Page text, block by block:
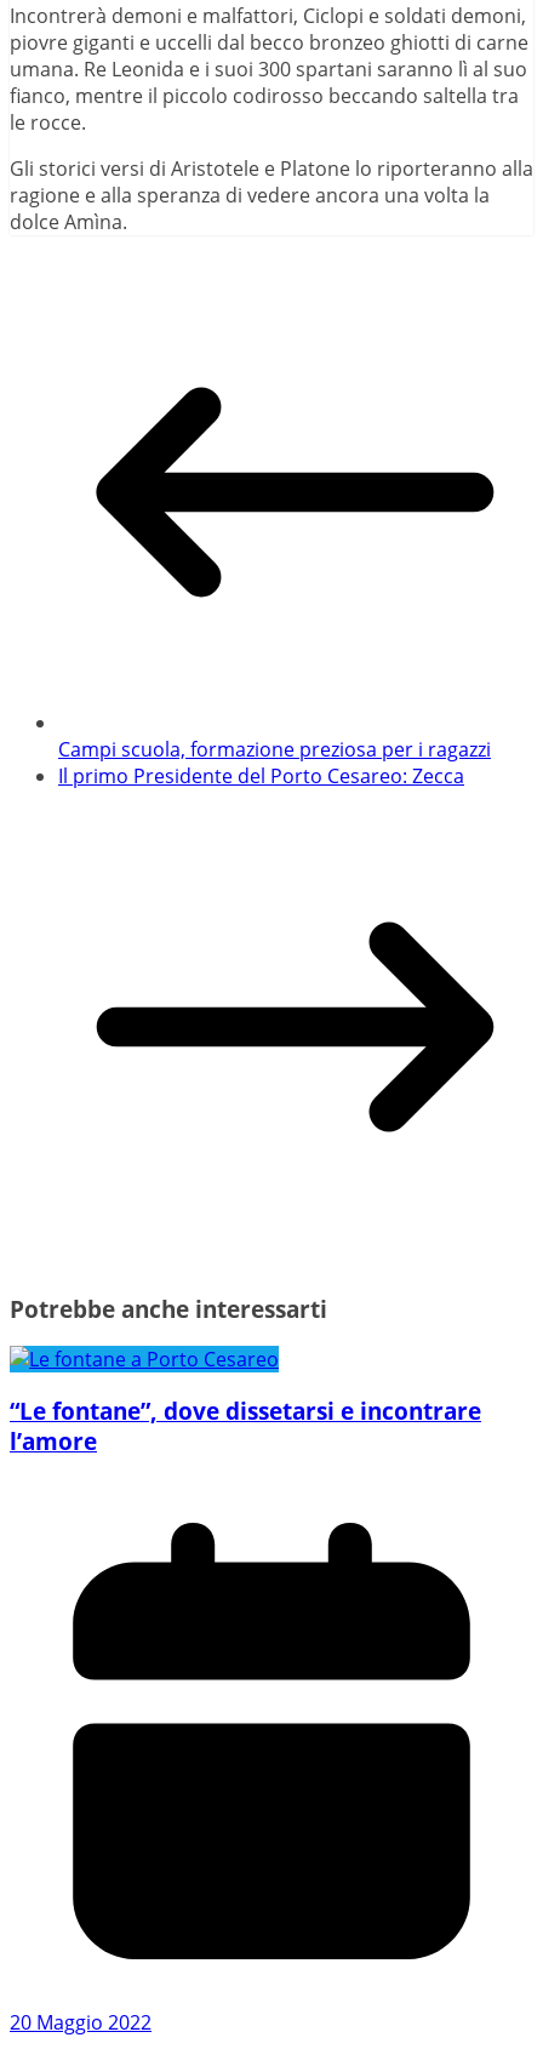
Incontrerà demoni e malfattori, Ciclopi e soldati demoni,
piovre giganti e uccelli dal becco bronzeo ghiotti di carne
umana. Re Leonida e i suoi 300 spartani saranno lì al suo
fianco, mentre il piccolo codirosso beccando saltella tra
le rocce.
Gli storici versi di Aristotele e Platone lo riporteranno alla
ragione e alla speranza di vedere ancora una volta la
dolce Amìna.
Campi scuola, formazione preziosa per i ragazzi
Il primo Presidente del Porto Cesareo: Zecca
Potrebbe anche interessarti
“Le fontane”, dove dissetarsi e incontrare
l’amore
20 Maggio 2022